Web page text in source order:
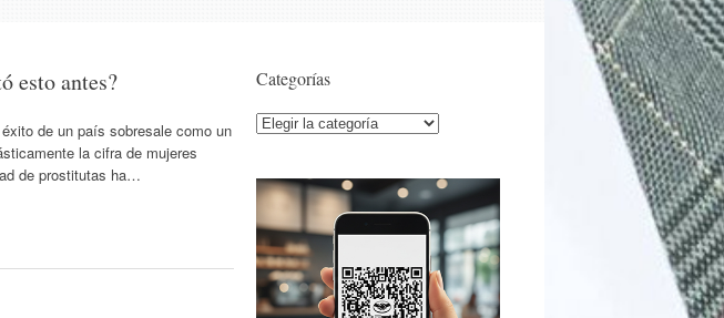
esto antes?
de un país sobresale como un
la cifra de mujeres
de prostitutas ha…
Categorías
Categorías